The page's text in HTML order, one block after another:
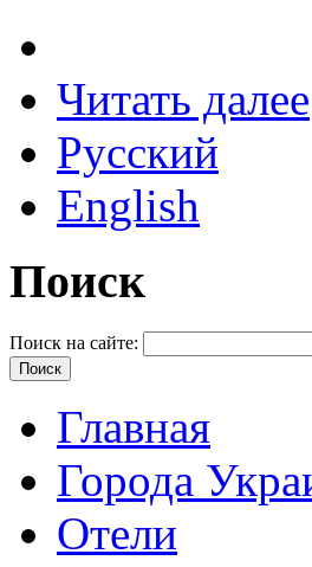
Читать далее
Русский
English
Поиск
Поиск на сайте:
Главная
Города
Отели